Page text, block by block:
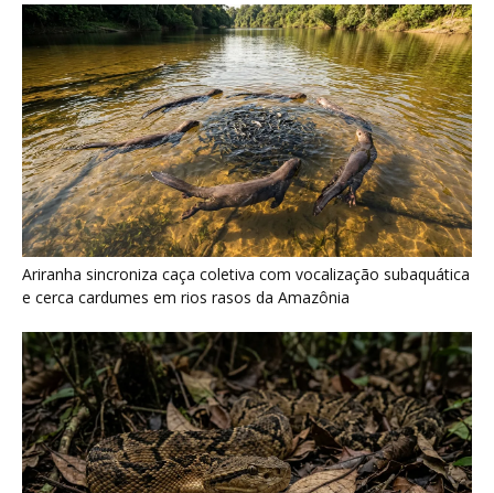
Ariranha sincroniza caça coletiva com vocalização subaquática
e cerca cardumes em rios rasos da Amazônia